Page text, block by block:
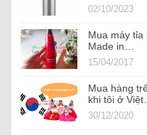
02/10/2023
Mua máy tỉa
Made in…
15/04/2017
Mua hàng
khi tôi ở
30/12/2020